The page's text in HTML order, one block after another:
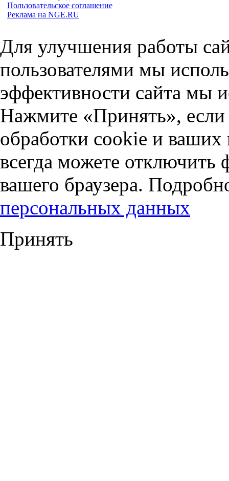
Пользовательское соглашение
Реклама на NGE.RU
Для улучшения работы
пользователями мы
эффективности сайта мы
Нажмите «Принять», если
обработки cookie и
всегда можете отключить
вашего браузера.
персональных данных
Принять